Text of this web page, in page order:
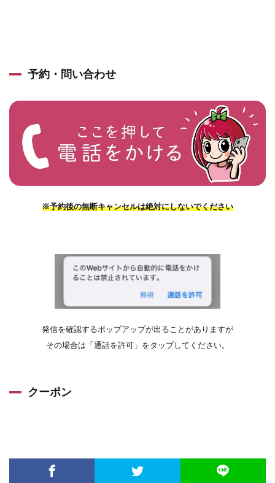
予約・問い合わせ
※予約後の無断キャンセルは絶対にしないでください
発信を確認するポップアップが出ることがありますが
その場合は「通話を許可」をタップしてください。
クーポン